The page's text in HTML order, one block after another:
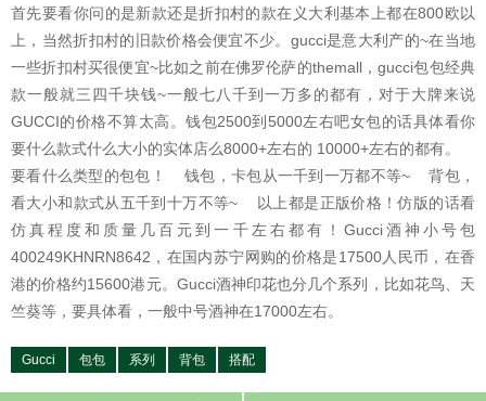
首先要看你问的是新款还是折扣村的款在义大利基本上都在800欧以
上，当然折扣村的旧款价格会便宜不少。gucci是意大利产的~在当地
一些折扣村买很便宜~比如之前在佛罗伦萨的themall，gucci包包经典
款一般就三四千块钱~一般七八千到一万多的都有，对于大牌来说
GUCCI的价格不算太高。钱包2500到5000左右吧女包的话具体看你
要什么款式什么大小的实体店么8000+左右的 10000+左右的都有。
要看什么类型的包包！ 钱包，卡包从一千到一万都不等~ 背包，
看大小和款式从五千到十万不等~ 以上都是正版价格！仿版的话看
仿真程度和质量几百元到一千左右都有！Gucci酒神小号包
400249KHNRN8642，在国内苏宁网购的价格是17500人民币，在香
港的价格约15600港元。Gucci酒神印花也分几个系列，比如花鸟、天
竺葵等，要具体看，一般中号酒神在17000左右。
Gucci 包包 系列 背包 搭配